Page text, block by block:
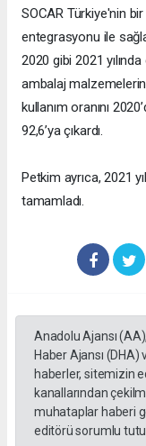
SOCAR Türkiye'nin
entegrasyonu ile
2020 gibi 2021
ambalaj
kullanım oranını
92,6’ya çıkardı.
Petkim ayrıca, 2021
tamamladı.
Anadolu Ajansı
Haber Ajansı
haberler, sitemizin
kanallarından
muhataplar haberi
editörü sorumlu